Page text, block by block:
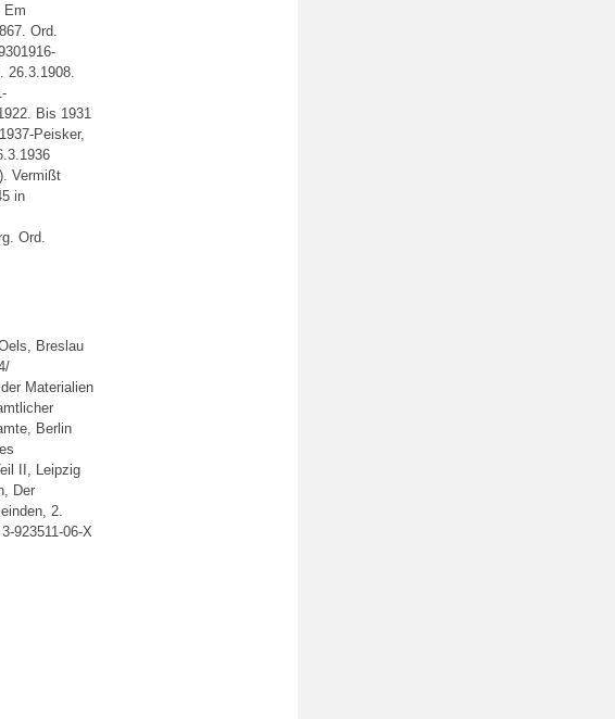
Em
Ord.
26.3.1908.
Bis 1931
Peisker,
Vermißt
in
Ord.
Breslau
Materialien
Berlin
II, Leipzig
Der
2.
923511-06-X